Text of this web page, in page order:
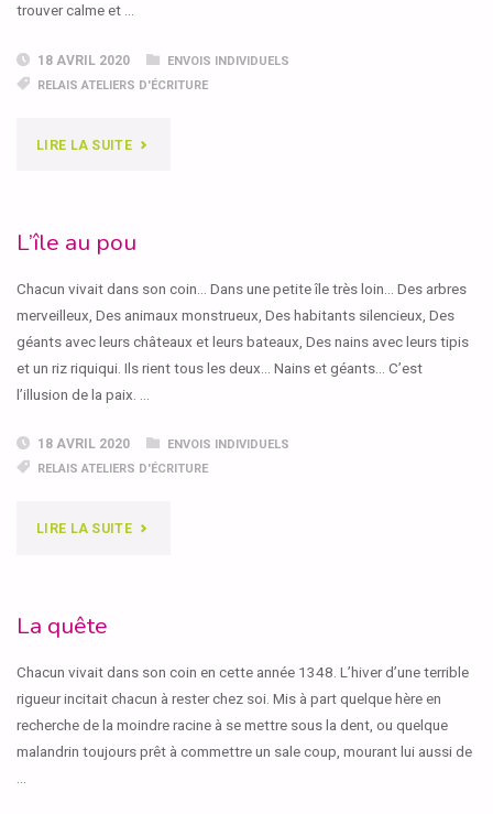
trouver calme et …
18 AVRIL 2020
ENVOIS INDIVIDUELS
RELAIS ATELIERS D'ÉCRITURE
LIRE LA SUITE"RENAISSANCE"
L’île au pou
Chacun vivait dans son coin… Dans une petite île très loin… Des arbres
merveilleux, Des animaux monstrueux, Des habitants silencieux, Des
géants avec leurs châteaux et leurs bateaux, Des nains avec leurs tipis
et un riz riquiqui. Ils rient tous les deux… Nains et géants… C’est
l’illusion de la paix. …
18 AVRIL 2020
ENVOIS INDIVIDUELS
RELAIS ATELIERS D'ÉCRITURE
LIRE LA SUITE"L’ÎLE
La quête
Chacun vivait dans son coin en cette année 1348. L’hiver d’une terrible
rigueur incitait chacun à rester chez soi. Mis à part quelque hère en
recherche de la moindre racine à se mettre sous la dent, ou quelque
malandrin toujours prêt à commettre un sale coup, mourant lui aussi de